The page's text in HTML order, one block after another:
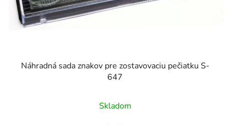
Náhradná sada znakov pre zostavovaciu pečiatku S-
647
hodnotenie
Skladom